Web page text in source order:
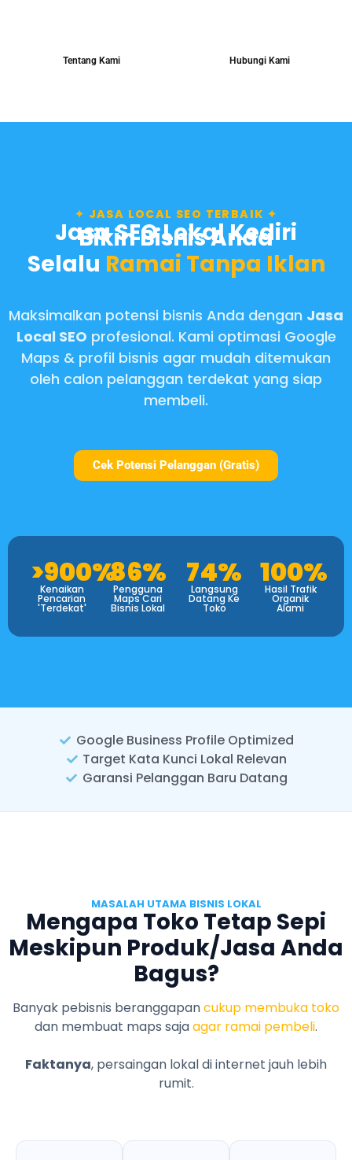
Tentang Kami Hubungi Kami
✦ JASA LOCAL SEO TERBAIK ✦
Jasa SEO Lokal Kediri
Bikin Bisnis Anda
Selalu Ramai Tanpa Iklan
Maksimalkan potensi bisnis Anda dengan Jasa
Local SEO profesional. Kami optimasi Google
Maps & profil bisnis agar mudah ditemukan
oleh calon pelanggan terdekat yang siap
membeli.
Cek Potensi Pelanggan (Gratis)
>900%
Kenaikan
Pencarian
'Terdekat'
86%
Pengguna
Maps Cari
Bisnis Lokal
74%
Langsung
Datang Ke
Toko
100%
Hasil Trafik
Organik
Alami
Google Business Profile Optimized
Target Kata Kunci Lokal Relevan
Garansi Pelanggan Baru Datang
MASALAH UTAMA BISNIS LOKAL
Mengapa Toko Tetap Sepi
Meskipun Produk/Jasa Anda
Bagus?
Banyak pebisnis beranggapancukup membuka toko
dan membuat maps sajaagar ramai pembeli.
Faktanya, persaingan lokal di internet jauh lebih
rumit.